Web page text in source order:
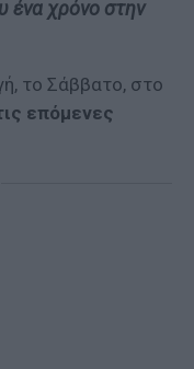
ένα χρόνο στην
το Σάββατο, στο
επόμενες